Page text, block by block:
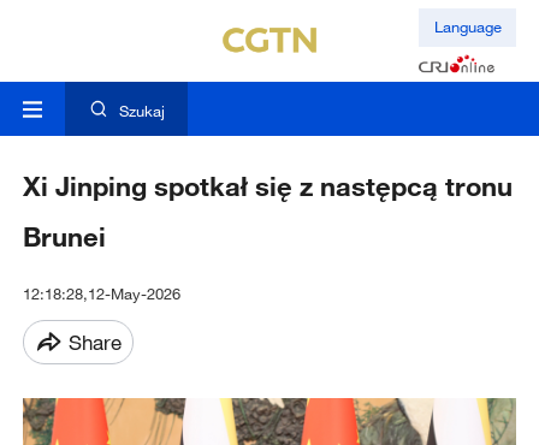
Language
Szukaj
Xi Jinping spotkał się z następcą tronu
Brunei
12:18:28,12-May-2026
Share